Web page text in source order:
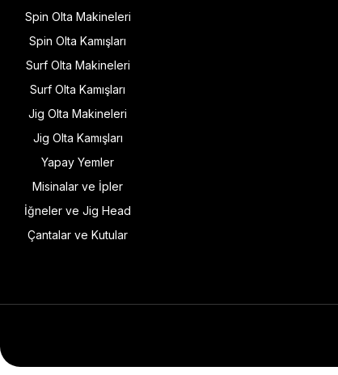
Spin Olta Makineleri
Spin Olta Kamışları
Surf Olta Makineleri
Surf Olta Kamışları
Jig Olta Makineleri
Jig Olta Kamışları
Yapay Yemler
Misinalar ve İpler
İğneler ve Jig Head
Çantalar ve Kutular